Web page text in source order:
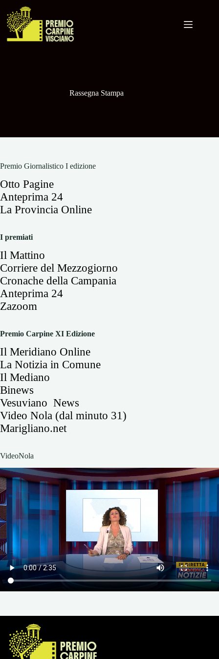
contenuto
Rassegna Stampa
Premio Giornalistico I edizione
Otto Pagine
Anteprima 24
La Provincia Online
I premiati
Il Mattino
Corriere del Mezzogiorno
Cronache della Campania
Anteprima 24
Zazoom
Premio Carpine XI Edizione
Il Meridiano Online
La Notizia in Comune
Il Mediano
Binews
Vesuviano News
Video Nola (dal minuto 31)
Marigliano.net
VideoNola